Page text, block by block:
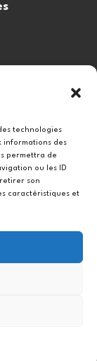
technologies
informations des
permettra de
ou les ID
son
caractéristiques et